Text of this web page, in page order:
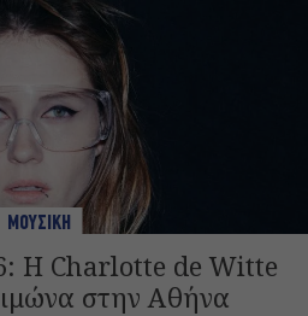
ΜΟΥΣΙΚΗ
Η Charlotte de Witte
στην Αθήνα